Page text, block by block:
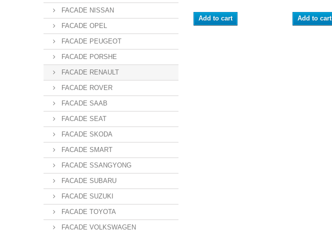
FACADE NISSAN
FACADE OPEL
FACADE PEUGEOT
FACADE PORSHE
FACADE RENAULT
FACADE ROVER
FACADE SAAB
FACADE SEAT
FACADE SKODA
FACADE SMART
FACADE SSANGYONG
FACADE SUBARU
FACADE SUZUKI
FACADE TOYOTA
FACADE VOLKSWAGEN
Add to cart Add to cart